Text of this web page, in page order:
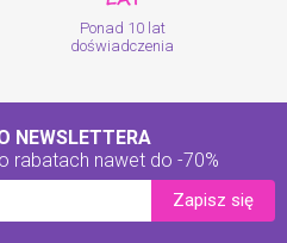
Ponad 10 lat
doświadczenia
NEWSLETTERA
rabatach nawet do -70%
Zapisz się